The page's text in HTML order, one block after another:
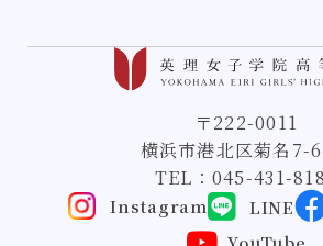
〒222-0011
横浜市港北区菊名7-
TEL： 045-431-
Instagram LINE